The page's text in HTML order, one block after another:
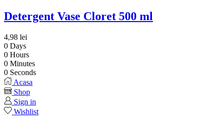
Detergent Vase Cloret 500 ml
4,98 lei
0 Days
0 Hours
0 Minutes
0 Seconds
Acasa
Shop
Sign in
Wishlist